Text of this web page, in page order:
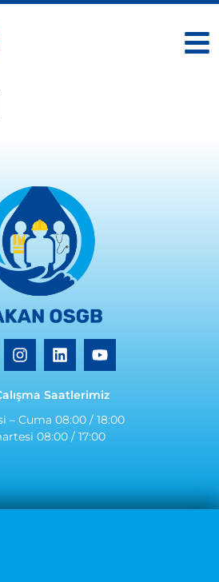
Saatlerimiz
– Cuma 08:00 / 18:00
08:00 / 17:00